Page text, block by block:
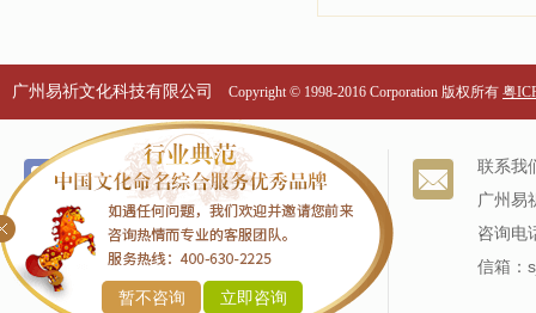
广州易祈文化科技有限公司 Copyright © 1998-2016 Corporation 版权所有 粤
暂不咨询 立即咨询
个名服务
改名服务
商标命名
产品命名
企业命名
关于我们
我们的历史
专家阵容
联系我
广州易
咨询电
信箱：